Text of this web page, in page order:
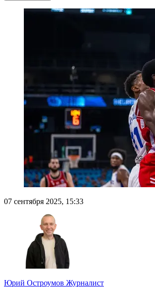
07 сентября 2025, 15:33
Юрий Остроумов Журналист